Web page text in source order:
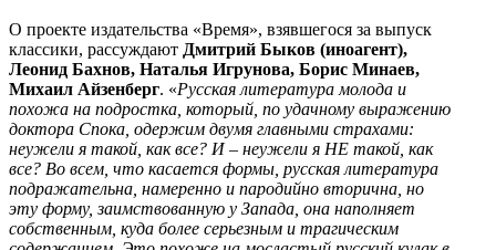
О проекте издательства «Время», взявшегося за выпуск
классики, рассуждают Дмитрий Быков (иноагент),
Леонид Бахнов, Наталья Игрунова, Борис Минаев,
Михаил Айзенберг. «Русская литература молода и
похожа на подростка, который, по удачному выражению
доктора Спока, одержим двумя главными страхами:
неужели я такой, как все? И – неужели я НЕ такой, как
все? Во всем, что касается формы, русская литература
подражательна, намеренно и пародийно вторична, но
эту форму, заимствованную у Запада, она наполняет
собственным, куда более серьезным и трагическим